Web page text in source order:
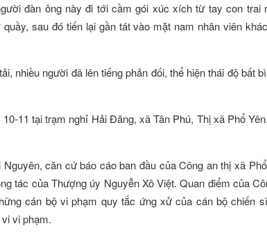
đàn ông này đi tới cầm gói xúc xích từ tay con trai
sau đó tiến lại gần tát vào mặt nam nhân viên
nhiều người đã lên tiếng phản đối, thể hiện thái độ bất
11 tại trạm nghỉ Hải Đăng, xã Tân Phú, Thị xã Phổ
căn cứ báo cáo ban đầu của Công an thị xã
tác của Thượng úy Nguyễn Xô Việt. Quan điểm của
cán bộ vi phạm quy tắc ứng xử của cán bộ chiến
vi phạm.